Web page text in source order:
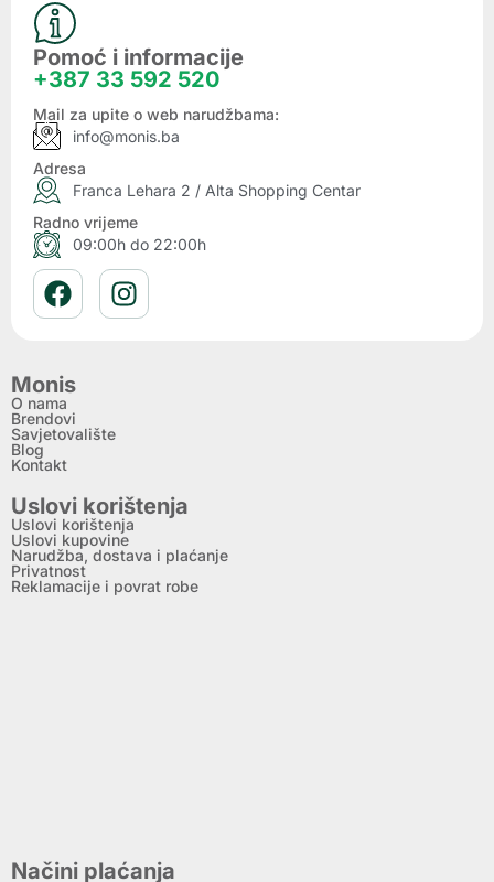
Pomoć i informacije
+387 33 592 520
Mail za upite o web narudžbama:
info@monis.ba
Adresa
Franca Lehara 2 / Alta Shopping Centar
Radno vrijeme
09:00h do 22:00h
Monis
O nama
Brendovi
Savjetovalište
Blog
Kontakt
Uslovi korištenja
Uslovi korištenja
Uslovi kupovine
Narudžba, dostava i plaćanje
Privatnost
Reklamacije i povrat robe
Načini plaćanja